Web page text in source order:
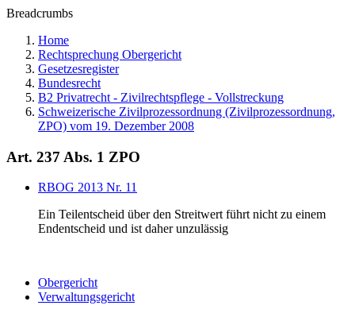
Breadcrumbs
Home
Rechtsprechung Obergericht
Gesetzesregister
Bundesrecht
B2 Privatrecht - Zivilrechtspflege - Vollstreckung
Schweizerische Zivilprozessordnung (Zivilprozessordnung,
ZPO) vom 19. Dezember 2008
Art. 237 Abs. 1 ZPO
RBOG 2013 Nr. 11
Ein Teilentscheid über den Streitwert führt nicht zu einem
Endentscheid und ist daher unzulässig
Obergericht
Verwaltungsgericht